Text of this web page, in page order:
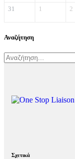
31 1 2
Αναζήτηση
Σχετικά